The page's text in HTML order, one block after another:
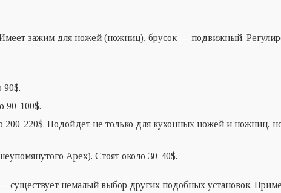
зажим для ножей (ножниц), брусок — подвижный.
90$.
90-100$.
200-220$.Подойдет не только для кухонных ножей и ножниц,
Apex).Стоят около 30-40$.
немалый выбор других подобных установок.